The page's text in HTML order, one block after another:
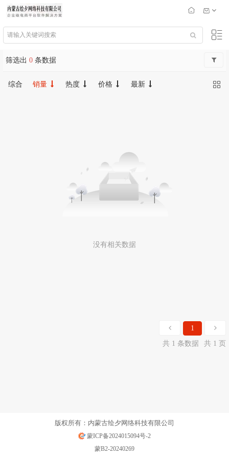
筛选出 0 条数据
综合 销量 热度 价格 最新
没有相关数据
1
共 1 条数据
共 1 页
版权所有：内蒙古绘夕网络科技有限公司
蒙ICP备2024015094号-2
蒙B2-20240269